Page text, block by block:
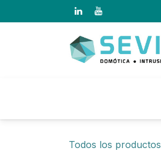
Todos los productos